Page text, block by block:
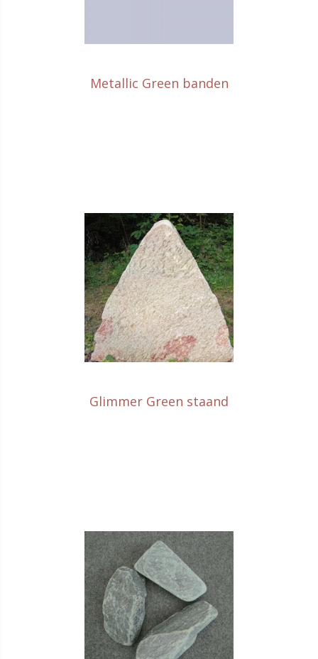
Metallic Green banden
Glimmer Green staand